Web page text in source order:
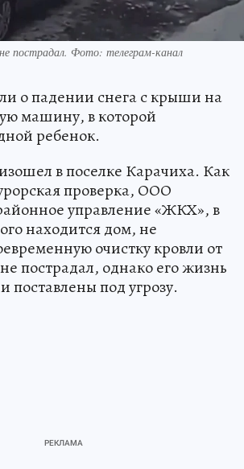
пострадал. Фото: телеграм-канал
о падении снега с крыши на
машину, в которой
ребенок.
в поселке Карачиха. Как
проверка, ООО
управление «ЖКХ», в
находится дом, не
очистку кровли от
пострадал, однако его жизнь
поставлены под угрозу.